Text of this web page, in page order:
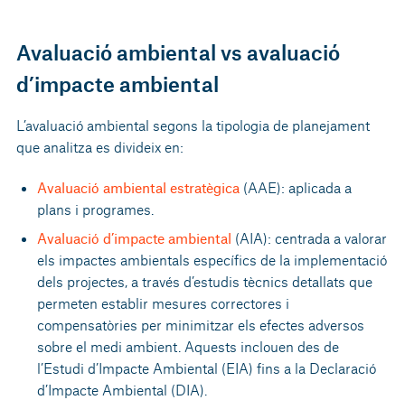
Avaluació ambiental vs avaluació
d’impacte ambiental
L’avaluació ambiental segons la tipologia de planejament
que analitza es divideix en:
Avaluació ambiental estratègica(AAE): aplicada a
plans i programes.
Avaluació d’impacte ambiental (AIA): centrada a valorar
els impactes ambientals específics de la implementació
dels projectes, a través d’estudis tècnics detallats que
permeten establir mesures correctores i
compensatòries per minimitzar els efectes adversos
sobre el medi ambient. Aquests inclouen des de
l’Estudi d’Impacte Ambiental (EIA) fins a la Declaració
d’Impacte Ambiental (DIA).